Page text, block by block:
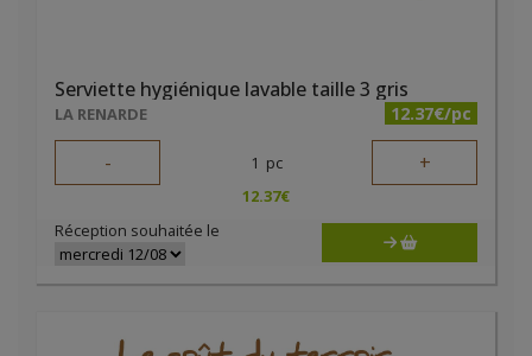
Serviette hygiénique lavable taille 3 gris
LA RENARDE 12.37€/pc
- 1 pc +
12.37€
Réception souhaitée le